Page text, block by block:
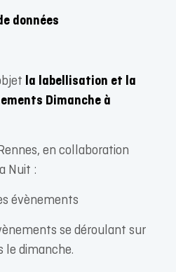
données
la labellisation et la
Dimanche à
en collaboration
Nuit :
évènements
se déroulant sur
le dimanche.